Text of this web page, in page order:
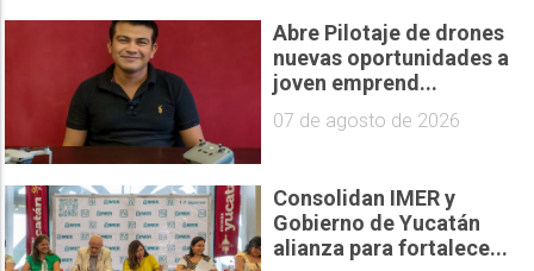
Abre Pilotaje de drones
nuevas oportunidades a
joven emprend...
07 de agosto de 2026
Consolidan IMER y
Gobierno de Yucatán
alianza para fortalece...